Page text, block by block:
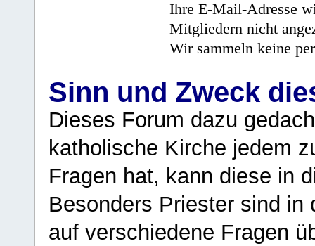
Ihre E-Mail-Adresse
Mitgliedern nicht
Wir sammeln keine
Sinn und Zweck
Dieses Forum dazu
katholische Kirche jedem
Fragen hat, kann diese in
Besonders Priester sind in
auf verschiedene Fragen